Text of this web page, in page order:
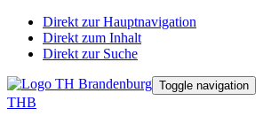
Direkt zur Hauptnavigation
Direkt zum Inhalt
Direkt zur Suche
Toggle navigation
THB